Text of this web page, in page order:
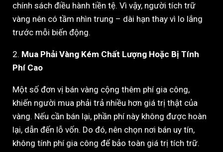
chính sách điều hành tiền tệ. Vì vậy, người tích trữ
vàng nên có tầm nhìn trung – dài hạn thay vì lo lắng
trước mỗi biến động.
2. Mua Phải Vàng Kém Chất Lượng Hoặc Bị Tính
Phí Cao
Một số đơn vị bán vàng cộng thêm phí gia công,
khiến người mua phải trả nhiều hơn giá trị thật của
vàng. Nếu cần bán lại, phần phí này không được hoàn
lại, dẫn đến lỗ vốn. Do đó, nên chọn nơi bán uy tín,
không tính phí gia công để bảo toàn giá trị tích trữ.